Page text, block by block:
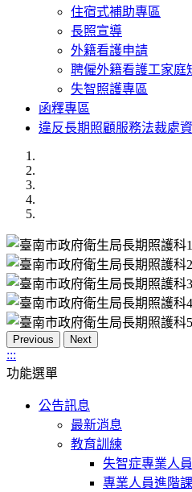
住宿式補助專區
長照宣導
外籍看護申請
聘僱外籍看護工家庭
失智照護專區
函釋專區
違反長期照顧服務法裁處
Previous Next
:::
功能選單
公告訊息
最新消息
教育訓練
失智症專業人員
專業人員進階